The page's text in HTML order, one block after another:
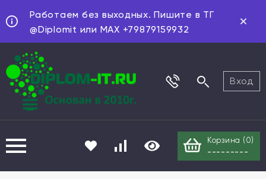
Работаем без выходных. Пишите в ТГ
@Diplomit или MAX +79879159932
Вход
Корзина ( 0)
---------